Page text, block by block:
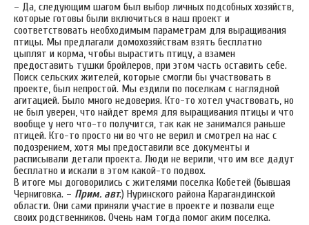
– Да, следующим шагом был выбор личных подсобных хозяйств,
которые готовы были включиться в наш проект и
соответствовать необходимым параметрам для выращивания
птицы. Мы предлагали домохозяйствам взять бесплатно
цыплят и корма, чтобы вырастить птицу, а взамен
предоставить тушки бройлеров, при этом часть оставить себе.
Поиск сельских жителей, которые смогли бы участвовать в
проекте, был непростой. Мы ездили по поселкам с наглядной
агитацией. Было много недоверия. Кто-то хотел участвовать, но
не был уверен, что найдет время для выращивания птицы и что
вообще у него что-то получится, так как не занимался раньше
птицей. Кто-то просто ни во что не верил и смотрел на нас с
подозрением, хотя мы предоставили все документы и
расписывали детали проекта. Люди не верили, что им все дадут
бесплатно и искали в этом какой-то подвох.
В итоге мы договорились с жителями поселка Кобетей (бывшая
Черниговка. – Прим. авт.) Нуринского района Карагандинской
области. Они сами приняли участие в проекте и позвали еще
своих родственников. Очень нам тогда помог аким поселка.